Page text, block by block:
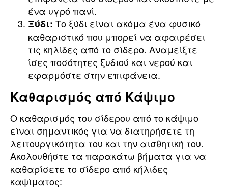
ένα υγρό πανί.
Ξύδι: Το ξύδι είναι ακόμα ένα φυσικό
καθαριστικό που μπορεί να αφαιρέσει
τις κηλίδες από το σίδερο. Αναμείξτε
ίσες ποσότητες ξυδιού και νερού και
εφαρμόστε στην επιφάνεια.
Καθαρισμός από Κάψιμο
Ο καθαρισμός του σίδερου από το κάψιμο
είναι σημαντικός για να διατηρήσετε τη
λειτουργικότητα του και την αισθητική του.
Ακολουθήστε τα παρακάτω βήματα για να
καθαρίσετε το σίδερο από κήλιδες
καψίματος: